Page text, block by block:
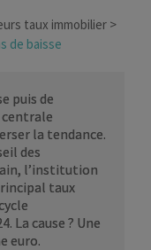
taux immobilier
de baisse
puis de
la tendance.
des
l’institution
taux
La cause ? Une
euro.